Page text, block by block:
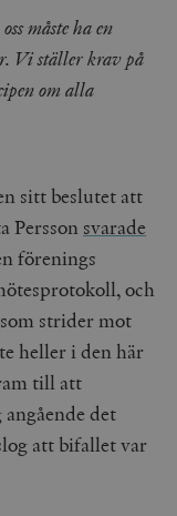
måste ha en
Vi ställer krav på
om alla
sitt beslutet att
Persson svarade
förenings
och
strider mot
heller i den här
till att
det
att bifallet var